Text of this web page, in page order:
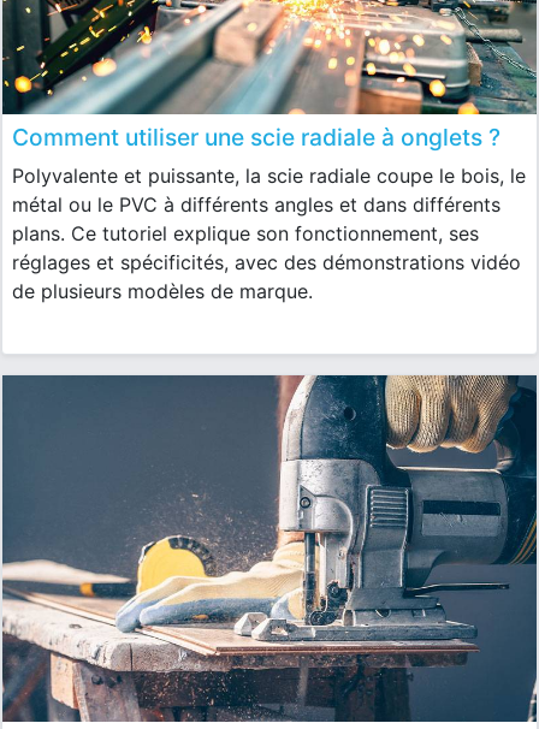
Comment utiliser une scie radiale à onglets ?
Polyvalente et puissante, la scie radiale coupe le bois, le
métal ou le PVC à différents angles et dans différents
plans. Ce tutoriel explique son fonctionnement, ses
réglages et spécificités, avec des démonstrations vidéo
de plusieurs modèles de marque.